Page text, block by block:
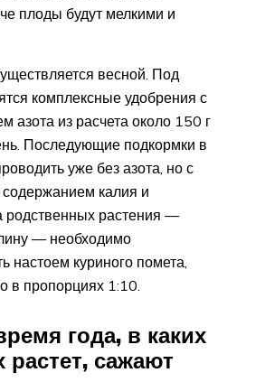
плоды будут мелкими и
весной. Под
комплексные удобрения с
азота из расчета около 150 г
Последующие подкормки в
уже без азота, но с
калия и
растения —
— необходимо
настоем куриного помета,
в пропорциях 1:10.
года, в каких
растет, сажают